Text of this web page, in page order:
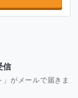
信
がメールで届きま